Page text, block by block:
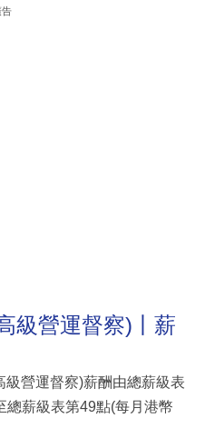
告
級營運督察)丨薪
級營運督察)薪酬由總薪級表
總薪級表第49點(每月港幣